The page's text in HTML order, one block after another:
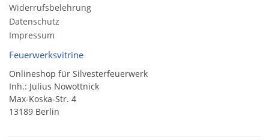
Widerrufsbelehrung
Datenschutz
Impressum
Feuerwerksvitrine
Onlineshop für Silvesterfeuerwerk
Inh.: Julius Nowottnick
Max-Koska-Str. 4
13189 Berlin